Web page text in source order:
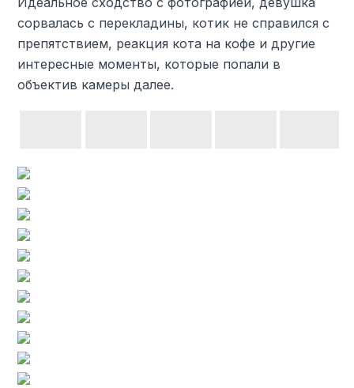
сорвалась с перекладины, котик не справился с
препятствием, реакция кота на кофе и другие
интересные моменты, которые попали в
объектив камеры далее.